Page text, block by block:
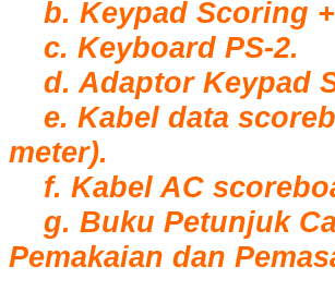
b. Keypad Scoring +
c. Keyboard PS-2.
d. Adaptor Keypad
e. Kabel data
meter).
f. Kabel AC
g. Buku Petunjuk
Pemakaian dan